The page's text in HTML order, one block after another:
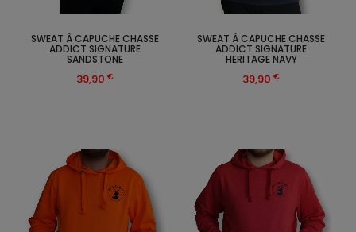
SWEAT À CAPUCHE CHASSE
ADDICT SIGNATURE
SANDSTONE
39,90 €
SWEAT À CAPUCHE CHASSE
ADDICT SIGNATURE
HERITAGE NAVY
39,90 €